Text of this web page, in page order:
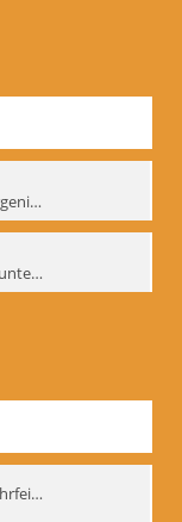
Meyerhold – Profil eines Theatergenies. Vortrag. Arbeitsdemonstration - interne Signatur: BM-prt-203
Die Geschichte des Biomechanikunterrichts im Theater der Satire - interne Signatur: BM-prt-204
Demonstration der Etüde „Die Ohrfeige“